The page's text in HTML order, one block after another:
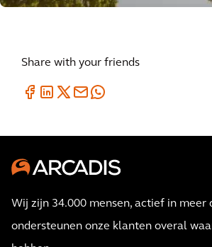
Share with your friends
Wij zijn 34.000 mensen, actief in meer
ondersteunen onze klanten overal